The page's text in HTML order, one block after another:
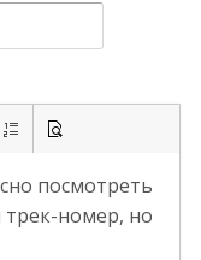
посмотреть
трек-номер, но